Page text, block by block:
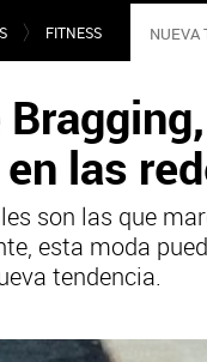
FITNESS NUEVA
las
son las que
esta moda
tendencia.